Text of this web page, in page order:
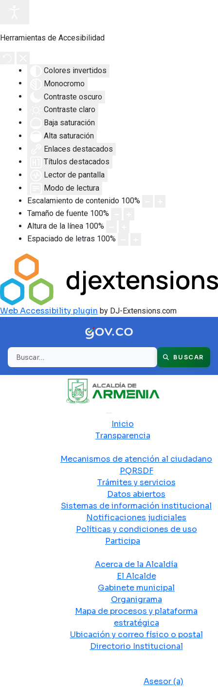
Herramientas de Accesibilidad
Colores invertidos
Monocromo
Contraste oscuro
Contraste claro
Baja saturación
Alta saturación
Enlaces destacados
Títulos destacados
Lector de pantalla
Modo de lectura
Escalamiento de contenido 100%
Tamaño de fuente 100%
Altura de la línea 100%
Espaciado de letras 100%
Web Accessibility plugin by DJ-Extensions.com
Buscar BUSCAR
Inicio
Transparencia
Mecanismos de atención al ciudadano
PQRSDF
Trámites y servicios
Datos abiertos
Sistemas de información institucional
Notificaciones judiciales
Políticas y condiciones de uso
Participa
Acerca de la Alcaldía
El Alcalde
Gabinete municipal
Organigrama
Mapa de procesos y plataforma
estratégica
Ubicación y correo físico o postal
Directorio Institucional
Asesor (a)